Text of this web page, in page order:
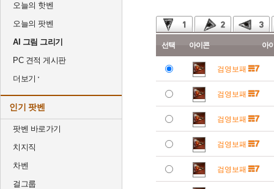
오늘의 핫벤
오늘의 팟벤
AI 그림 그리기
PC 견적 게시판
더보기
인기 팟벤
팟벤 바로가기
치지직
차벤
걸그룹
선택 아이콘 아
검영보패
검영보패
검영보패
검영보패
검영보패